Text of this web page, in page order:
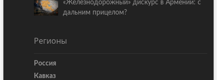
«Железнодорожный» дискурс в Армении: с
дальним прицелом?
Регионы
Россия
Кавказ